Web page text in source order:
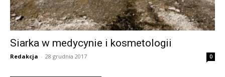
Siarka w medycynie i kosmetologii
Redakcja - 28 grudnia 2017 0